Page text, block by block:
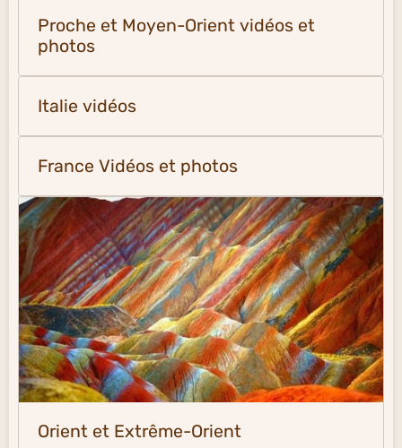
Proche et Moyen-Orient vidéos et
photos
Italie vidéos
France Vidéos et photos
Orient et Extrême-Orient